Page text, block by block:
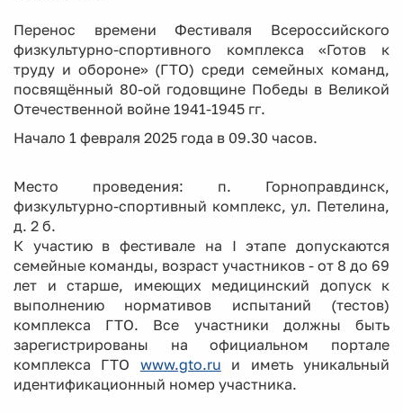
Перенос времени Фестиваля Всероссийского
физкультурно-спортивного комплекса «Готов к
труду и обороне» (ГТО) среди семейных команд,
посвящённый 80-ой годовщине Победы в Великой
Отечественной войне 1941-1945 гг.
Начало 1 февраля 2025 года в 09.30 часов.
Место проведения: п. Горноправдинск,
физкультурно-спортивный комплекс, ул. Петелина,
д. 2 б.
К участию в фестивале на I этапе допускаются
семейные команды, возраст участников - от 8 до 69
лет и старше, имеющих медицинский допуск к
выполнению нормативов испытаний (тестов)
комплекса ГТО. Все участники должны быть
зарегистрированы на официальном портале
комплекса ГТО www.gto.ru и иметь уникальный
идентификационный номер участника.